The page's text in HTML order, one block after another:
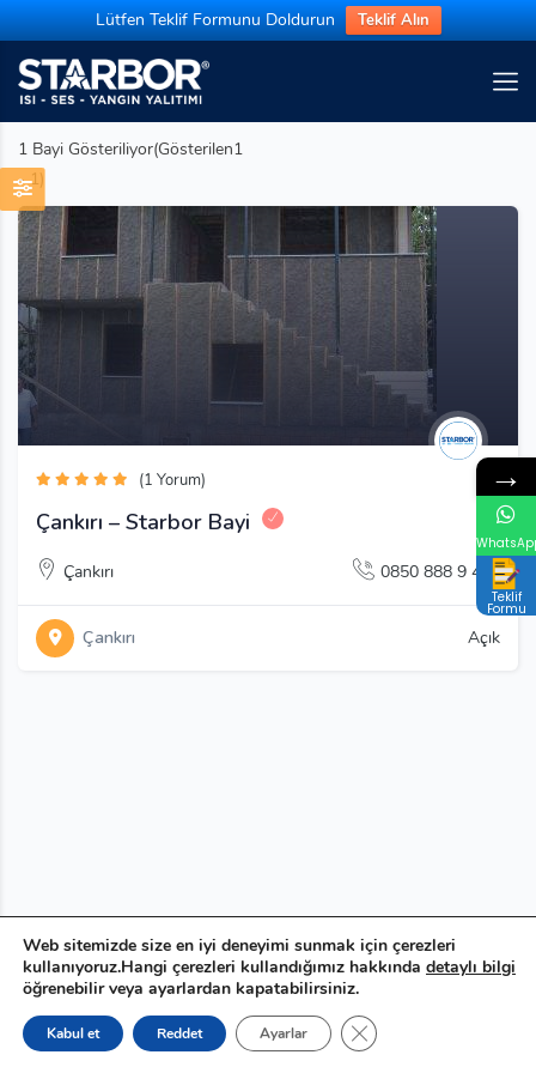
Lütfen Teklif Formunu Doldurun Teklif Alın
1 Bayi Gösteriliyor(Gösterilen1
- 1)
(1 Yorum)
Çankırı – Starbor Bayi
Çankırı 0850 888 9 444
Çankırı Açık
Web sitemizde size en iyi deneyimi sunmak için çerezleri
kullanıyoruz.Hangi çerezleri kullandığımız hakkında detaylı bilgi
öğrenebilir veya ayarlardan kapatabilirsiniz.
Kabul et Reddet Ayarlar GDPR çerez şeridini
→
Teklif
Formu